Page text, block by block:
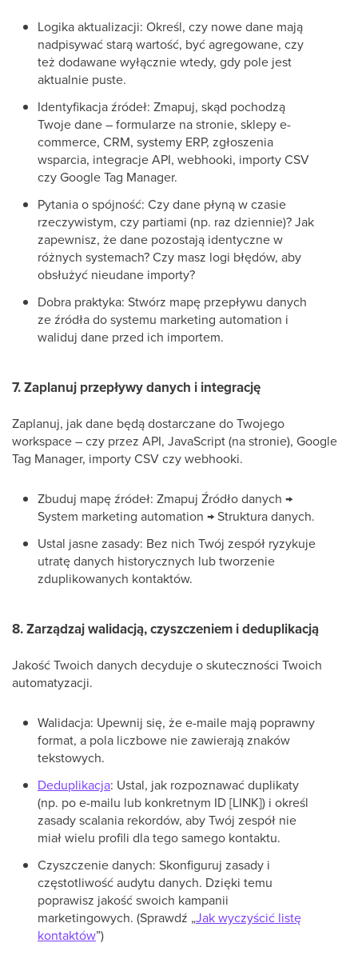
Logika aktualizacji: Określ, czy nowe dane mają
nadpisywać starą wartość, być agregowane, czy
też dodawane wyłącznie wtedy, gdy pole jest
aktualnie puste.
Identyfikacja źródeł: Zmapuj, skąd pochodzą
Twoje dane – formularze na stronie, sklepy e-
commerce, CRM, systemy ERP, zgłoszenia
wsparcia, integracje API, webhooki, importy CSV
czy Google Tag Manager.
Pytania o spójność: Czy dane płyną w czasie
rzeczywistym, czy partiami (np. raz dziennie)? Jak
zapewnisz, że dane pozostają identyczne w
różnych systemach? Czy masz logi błędów, aby
obsłużyć nieudane importy?
Dobra praktyka: Stwórz mapę przepływu danych
ze źródła do systemu marketing automation i
waliduj dane przed ich importem.
7. Zaplanuj przepływy danych i integrację
Zaplanuj, jak dane będą dostarczane do Twojego
workspace – czy przez API, JavaScript (na stronie), Google
Tag Manager, importy CSV czy webhooki.
Zbuduj mapę źródeł: Zmapuj Źródło danych →
System marketing automation → Struktura danych.
Ustal jasne zasady: Bez nich Twój zespół ryzykuje
utratę danych historycznych lub tworzenie
zduplikowanych kontaktów.
8. Zarządzaj walidacją, czyszczeniem i deduplikacją
Jakość Twoich danych decyduje o skuteczności Twoich
automatyzacji.
Walidacja: Upewnij się, że e-maile mają poprawny
format, a pola liczbowe nie zawierają znaków
tekstowych.
Deduplikacja: Ustal, jak rozpoznawać duplikaty
(np. po e-mailu lub konkretnym ID [LINK]) i określ
zasady scalania rekordów, aby Twój zespół nie
miał wielu profili dla tego samego kontaktu.
Czyszczenie danych: Skonfiguruj zasady i
częstotliwość audytu danych. Dzięki temu
poprawisz jakość swoich kampanii
marketingowych. (Sprawdź „Jak wyczyścić listę
kontaktów”)